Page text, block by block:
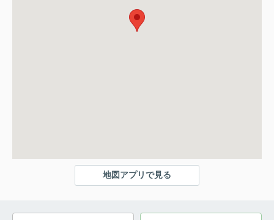
地図アプリで見る